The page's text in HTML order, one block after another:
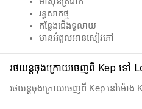
រន្ធសាកថ្ម
កន្លែងជើងទូលាយ
មានអំពូលអានសៀវភៅ
រថយន្តចុងក្រោយចេញពី Kep ទៅ
រថយន្តចុងក្រោយចេញពី Kep នៅម៉ោង